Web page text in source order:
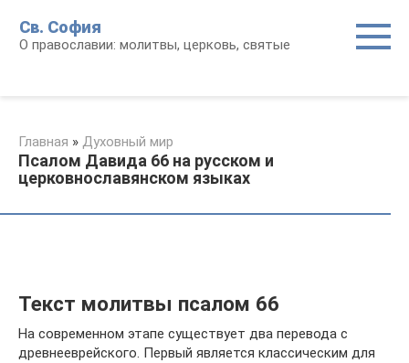
контенту
Св. София
О православии: молитвы, церковь, святые
Главная » Духовный мир
Псалом Давида 66 на русском и
церковнославянском языках
Текст молитвы псалом 66
На современном этапе существует два перевода с
древнееврейского. Первый является классическим для